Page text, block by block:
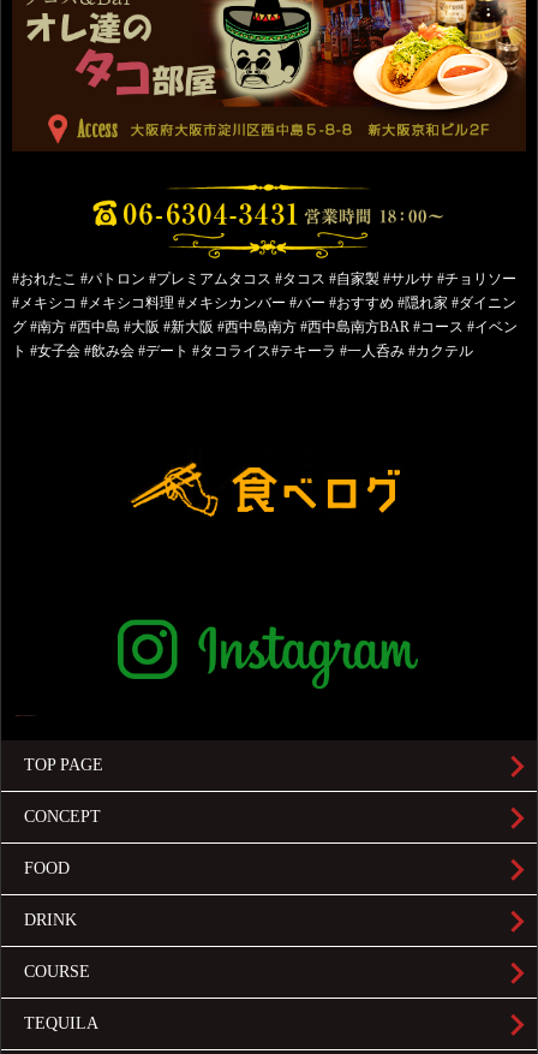
#おれたこ #パトロン #プレミアムタコス #タコス #自家製 #サルサ #チョリソー
#メキシコ #メキシコ料理 #メキシカンバー #バー #おすすめ #隠れ家 #ダイニン
グ #南方 #西中島 #大阪 #新大阪 #西中島南方 #西中島南方BAR #コース #イベン
ト #女子会 #飲み会 #デート #タコライス#テキーラ #一人呑み #カクテル
TOP PAGE
CONCEPT
FOOD
DRINK
COURSE
TEQUILA